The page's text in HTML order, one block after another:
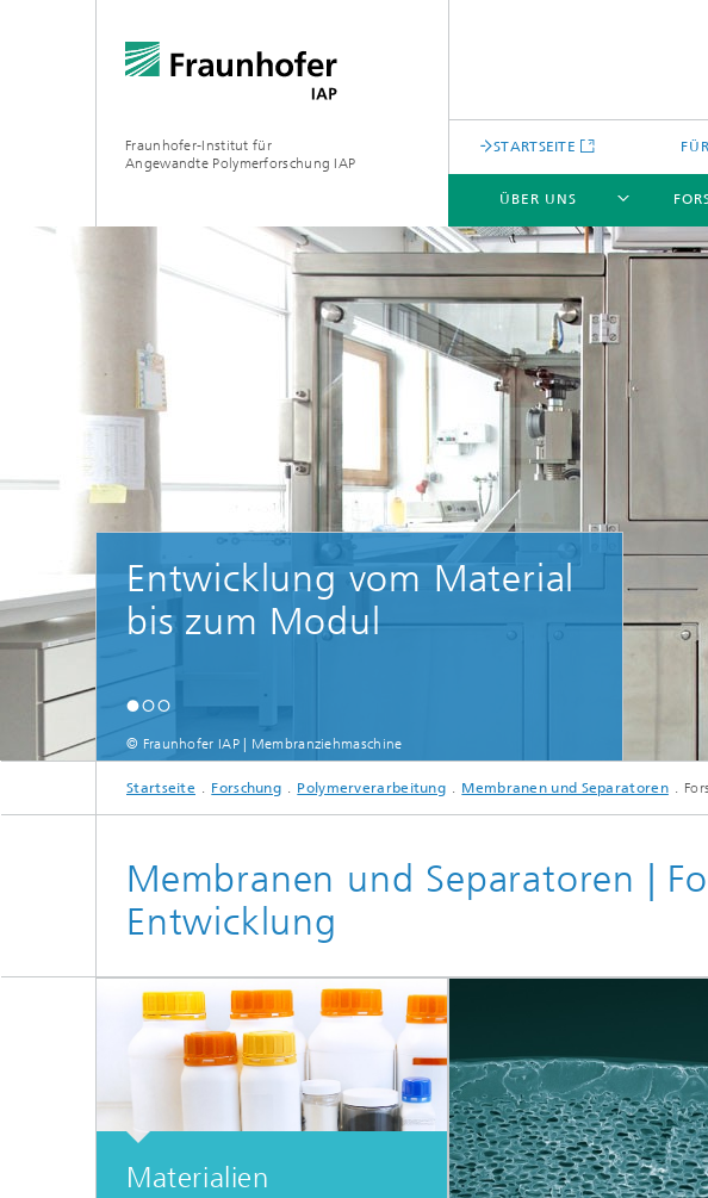
Fraunhofer-Institut für
Angewandte Polymerforschung IAP
STARTSEITE
ÜBER UNS
ÜBER UNS
FORSCHUNG
ANALYTIK
PRESSE | MEDIEN
Entwicklung vom Material
bis zum Modul
© Fraunhofer IAP | Membranziehmaschine
Startseite Forschung Polymerverarbeitung Membranen und Separatoren
Membranen und Separatoren |
Entwicklung
Materialien